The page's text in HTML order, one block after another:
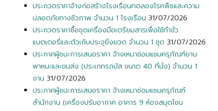
ประกวดราคาจ้างก่อสร้างโรงเรือนทดลองโรคพืชและความ
ปลอดภัยทางชีวภาพ จำนวน 1 โรงเรือน 31/07/2026
ประกวดราคาซื้อชุดเครื่องมือเตรียมสารเพื่อใช้ทำขั่ว
แบตเตอรี่และตัวเก้บประจุยิ่งยวด จำนวน 1 ชุด 31/07/2026
ประกาศผู้ชนะการเสนอราคา จ้างเหมาซ่อมแซมครุภัณฑ์ยาน
พาหนะและขนส่ง (ประเภทรถบัส ขนาด 40 ที่นั่ง) จำนวน 1
งาน 31/07/2026
ประกาศผู้ชนะการเสนอราคา จ้างเหมาซ่อมแซมครุภัณฑ์
สำนักงาน (เครื่องปรับอากาศ อาคาร 9 ห้องสมุดโซน